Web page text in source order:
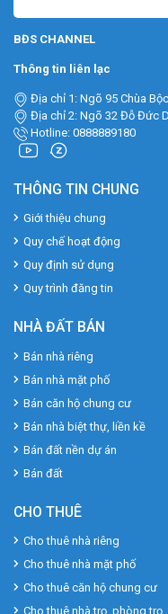
BĐS CHANNEL
Thông tin liên lạc
Địa chỉ 1: Ngõ 95 Chùa
Địa chỉ 2: Ngõ 32 Đỗ Đức
Hotline: 0888889180
THÔNG TIN CHUNG
Giới thiệu chung
Quy chế hoạt động
Quy định sử dụng
Quy trình đăng tin
NHÀ ĐẤT BÁN
Bán nhà riêng
Bán nhà mặt phố
Bán căn hộ chung cư
Bán nhà biệt thự, liền kề
Bán đất nền dự án
Bán đất
CHO THUÊ
Cho thuê nhà riêng
Cho thuê nhà mặt phố
Cho thuê căn hộ chung cư
Cho thuê nhà trọ, phòng trọ